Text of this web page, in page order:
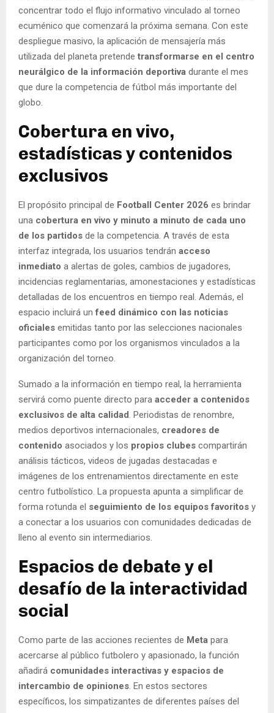
concentrar todo el flujo informativo vinculado al torneo
ecuménico que comenzará la próxima semana. Con este
despliegue masivo, la aplicación de mensajería más
utilizada del planeta pretende transformarse en el centro
neurálgico de la información deportiva durante el mes
que dure la competencia de fútbol más importante del
globo.
Cobertura en vivo,
estadísticas y contenidos
exclusivos
El propósito principal de Football Center 2026 es brindar
una cobertura en vivo y minuto a minuto de cada uno
de los partidos de la competencia. A través de esta
interfaz integrada, los usuarios tendrán acceso
inmediato a alertas de goles, cambios de jugadores,
incidencias reglamentarias, amonestaciones y estadísticas
detalladas de los encuentros en tiempo real. Además, el
espacio incluirá unfeed dinámico con las noticias
oficiales emitidas tanto por las selecciones nacionales
participantes como por los organismos vinculados a la
organización del torneo.
Sumado a la información en tiempo real, la herramienta
servirá como puente directo para acceder a contenidos
exclusivos de alta calidad. Periodistas de renombre,
medios deportivos internacionales, creadores de
contenido asociados y los propios clubes compartirán
análisis tácticos, videos de jugadas destacadas e
imágenes de los entrenamientos directamente en este
centro futbolístico. La propuesta apunta a simplificar de
forma rotunda el seguimiento de los equipos favoritos y
a conectar a los usuarios con comunidades dedicadas de
lleno al evento sin intermediarios.
Espacios de debate y el
desafío de la interactividad
social
Como parte de las acciones recientes de Meta para
acercarse al público futbolero y apasionado, la función
añadirá comunidades interactivas y espacios de
intercambio de opiniones. En estos sectores
específicos, los simpatizantes de diferentes países del